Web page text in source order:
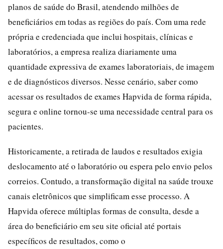
planos de saúde do Brasil, atendendo milhões de
beneficiários em todas as regiões do país. Com uma rede
própria e credenciada que inclui hospitais, clínicas e
laboratórios, a empresa realiza diariamente uma
quantidade expressiva de exames laboratoriais, de imagem
e de diagnósticos diversos. Nesse cenário, saber como
acessar os resultados de exames Hapvida de forma rápida,
segura e online tornou-se uma necessidade central para os
pacientes.
Historicamente, a retirada de laudos e resultados exigia
deslocamento até o laboratório ou espera pelo envio pelos
correios. Contudo, a transformação digital na saúde trouxe
canais eletrônicos que simplificam esse processo. A
Hapvida oferece múltiplas formas de consulta, desde a
área do beneficiário em seu site oficial até portais
específicos de resultados, como o